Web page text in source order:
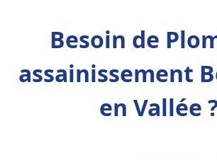
Besoin de
assainissement
en Vallée